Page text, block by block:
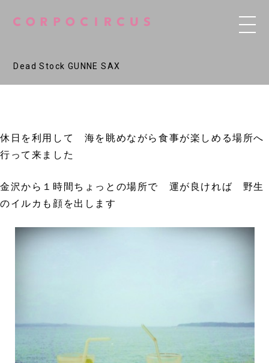
Dead Stock GUNNE SAX
休日を利用して 海を眺めながら食事が楽しめる場所へ
行って来ました
金沢から１時間ちょっとの場所で 運が良ければ 野生
のイルカも顔を出します